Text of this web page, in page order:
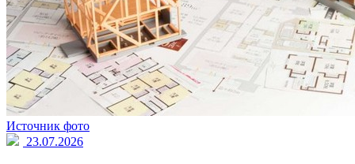
Источник фото
23.07.2026